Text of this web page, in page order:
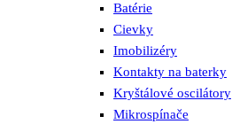
Batérie
Cievky
Imobilizéry
Kontakty na baterky
Kryštálové oscilátory
Mikrospínače